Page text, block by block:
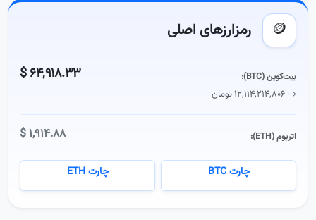
🪙 رمزارزهای اصلی
بیت‌کوین (BTC): ۶۴,۹۱۸.۳۳ $
اتریوم (ETH): ۱,۹۱۴.۸۸ $
چارت BTC چارت ETH